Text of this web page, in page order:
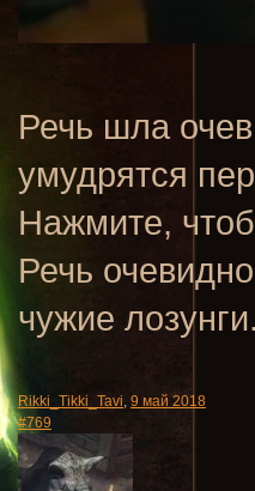
Речь шла
умудрятся
Нажмите,
Речь
чужие
Rikki_Tikki_Tavi, 9 май 2018
#769